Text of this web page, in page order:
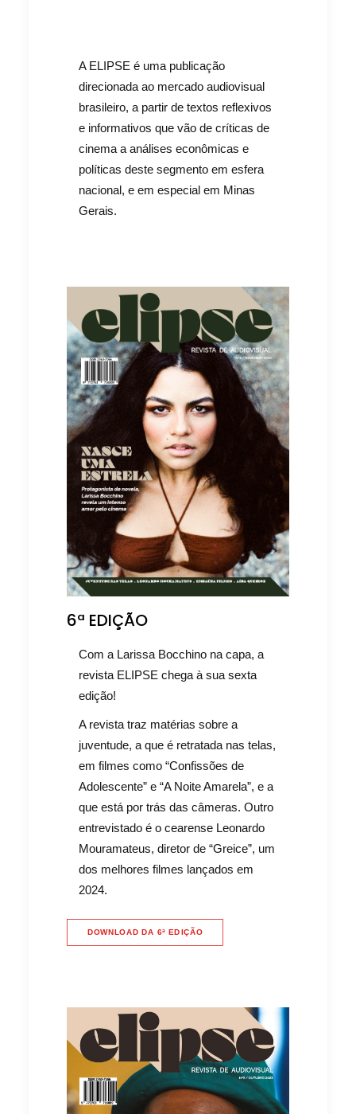
A ELIPSE é uma publicação
direcionada ao mercado audiovisual
brasileiro, a partir de textos reflexivos
e informativos que vão de críticas de
cinema a análises econômicas e
políticas deste segmento em esfera
nacional, e em especial em Minas
Gerais.
6ª EDIÇÃO
Com a Larissa Bocchino na capa, a
revista ELIPSE chega à sua sexta
edição!
A revista traz matérias sobre a
juventude, a que é retratada nas telas,
em filmes como “Confissões de
Adolescente” e “A Noite Amarela”, e a
que está por trás das câmeras. Outro
entrevistado é o cearense Leonardo
Mouramateus, diretor de “Greice”, um
dos melhores filmes lançados em
2024.
DOWNLOAD DA 6ª EDIÇÃO